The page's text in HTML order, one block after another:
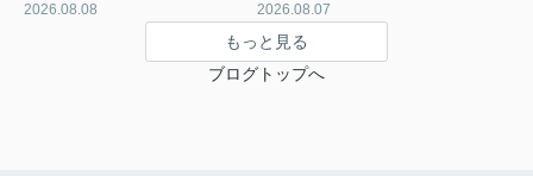
2026.08.08 2026.08.07
もっと見る
ブログトップへ